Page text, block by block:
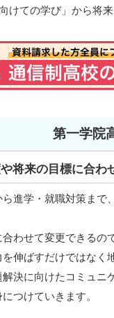
けての学び」から将
第一学院
将来の目標に合わ
進学・就職対策まで
わせて変更できるの
を伸ばすだけではな
決に向けたコミュニ
つけていきます。